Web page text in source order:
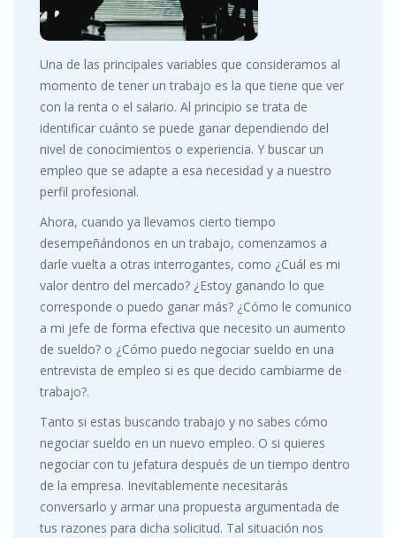
Una de las principales variables que consideramos al
momento de tener un trabajo es la que tiene que ver
con la renta o el salario. Al principio se trata de
identificar cuánto se puede ganar dependiendo del
nivel de conocimientos o experiencia. Y buscar un
empleo que se adapte a esa necesidad y a nuestro
perfil profesional.
Ahora, cuando ya llevamos cierto tiempo
desempeñándonos en un trabajo, comenzamos a
darle vuelta a otras interrogantes, como ¿Cuál es mi
valor dentro del mercado? ¿Estoy ganando lo que
corresponde o puedo ganar más? ¿Cómo le comunico
a mi jefe de forma efectiva que necesito un aumento
de sueldo? o ¿Cómo puedo negociar sueldo en una
entrevista de empleo si es que decido cambiarme de
trabajo?.
Tanto si estas buscando trabajo y no sabes cómo
negociar sueldo en un nuevo empleo. O si quieres
negociar con tu jefatura después de un tiempo dentro
de la empresa. Inevitablemente necesitarás
conversarlo y armar una propuesta argumentada de
tus razones para dicha solicitud. Tal situación nos